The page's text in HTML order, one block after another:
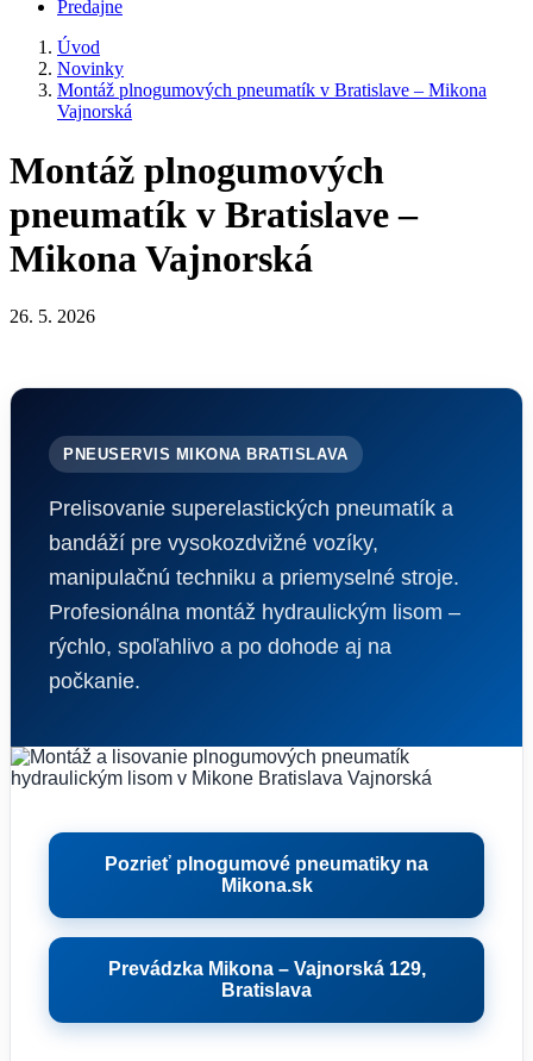
Predajne
Úvod
Novinky
Montáž plnogumových pneumatík v Bratislave – Mikona
Vajnorská
Montáž plnogumových
pneumatík v Bratislave –
Mikona Vajnorská
26. 5. 2026
PNEUSERVIS MIKONA BRATISLAVA
Prelisovanie superelastických pneumatík a
bandáží pre vysokozdvižné vozíky,
manipulačnú techniku a priemyselné stroje.
Profesionálna montáž hydraulickým lisom –
rýchlo, spoľahlivo a po dohode aj na
počkanie.
Pozrieť plnogumové pneumatiky na
Mikona.sk
Prevádzka Mikona – Vajnorská 129,
Bratislava